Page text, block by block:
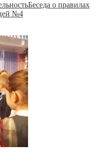
Беседа о правилах
№4